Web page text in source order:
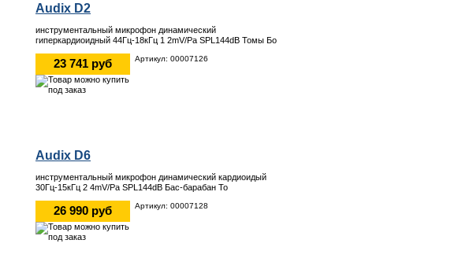
Audix D2
инструментальный микрофон динамический
гиперкардиоидный 44Гц-18кГц 1 2mV/Pa SPL144dB Томы Бо
23 741 руб Артикул: 00007126
Audix D6
инструментальный микрофон динамический кардиоидый
30Гц-15кГц 2 4mV/Pa SPL144dB Бас-барабан То
26 990 руб Артикул: 00007128